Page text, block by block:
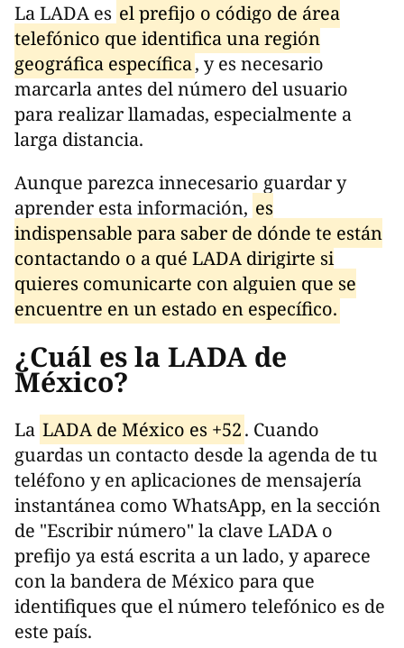
La LADA es el prefijo o código de área
telefónico que identifica una región
geográfica específica, y es necesario
marcarla antes del número del usuario
para realizar llamadas, especialmente a
larga distancia.
Aunque parezca innecesario guardar y
aprender esta información, es
indispensable para saber de dónde te están
contactando o a qué LADA dirigirte si
quieres comunicarte con alguien que se
encuentre en un estado en específico.
¿Cuál es la LADA de
México?
La LADA de México es +52. Cuando
guardas un contacto desde la agenda de tu
teléfono y en aplicaciones de mensajería
instantánea como WhatsApp, en la sección
de "Escribir número" la clave LADA o
prefijo ya está escrita a un lado, y aparece
con la bandera de México para que
identifiques que el número telefónico es de
este país.